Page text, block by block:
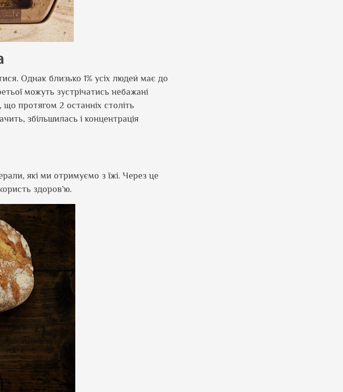
Однак близько 1% усіх людей має до
можуть зустрічатись небажані
що протягом 2 останніх століть
збільшилась і концентрація
які ми отримуємо з їжі. Через це
здоров’ю.